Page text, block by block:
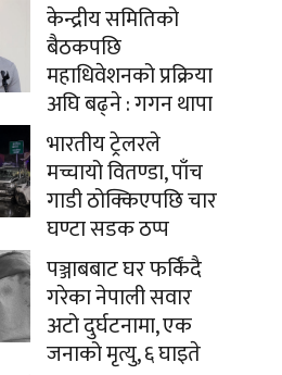
केन्द्रीय समितिको
बैठकपछि
महाधिवेशनको प्रक्रिया
अघि बढ्ने : गगन थापा
भारतीय ट्रेलरले
मच्चायो वितण्डा, पाँच
गाडी ठोक्किएपछि चार
घण्टा सडक ठप्प
पञ्जाबबाट घर फर्किंदै
गरेका नेपाली सवार
अटो दुर्घटनामा, एक
जनाको मृत्यु, ६ घाइते